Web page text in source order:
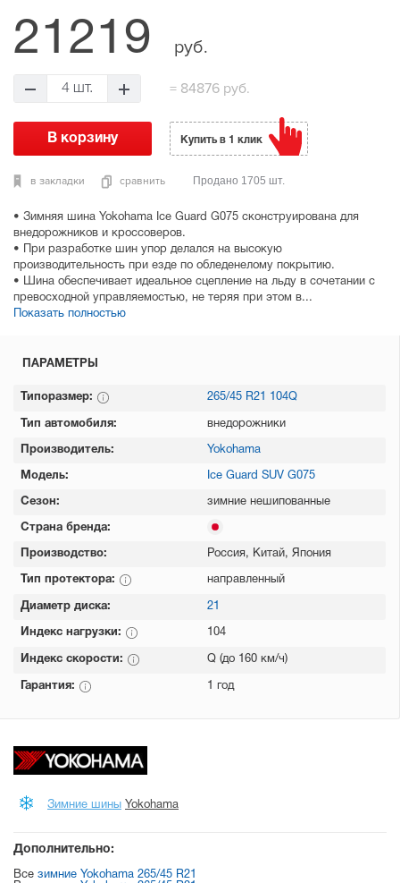
• Зимняя шина Yokohama Ice Guard G075 сконструирована для
внедорожников и кроссоверов.
• При разработке шин упор делался на высокую
производительность при езде по обледенелому покрытию.
• Шина обеспечивает идеальное сцепление на льду в сочетании с
превосходной управляемостью, не теряя при этом в...
Показать полностью
21219 руб.
4 шт. = 84876 руб.
в закладки сравнить
Купить в 1 клик
Продано 1705 шт.
ПАРАМЕТРЫ
Типоразмер: 265/45 R21 104Q
Тип автомобиля: внедорожники
Производитель: Yokohama
Модель: Ice Guard SUV G075
Сезон: зимние нешипованные
Страна бренда:
Производство: Россия, Китай, Япония
Тип протектора: направленный
Диаметр диска: 21
Индекс нагрузки: 104
Индекс скорости: Q (до 160 км/ч)
Гарантия: 1 год
Зимние шины Yokohama
Дополнительно:
Все зимние Yokohama 265/45 R21